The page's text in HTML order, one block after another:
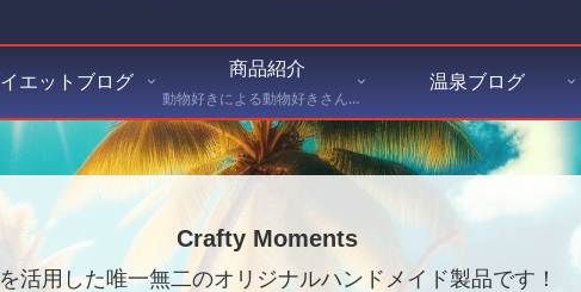
エットブログ
商品紹介
動物好きによる動物好きさんのためのハンドメイドショップ Crafty Moments（クラフティ・モーメンツ） にて出品している商品を紹介
温泉ブログ
Crafty Moments
活用した唯一無二のオリジナルハンドメイド製品です！